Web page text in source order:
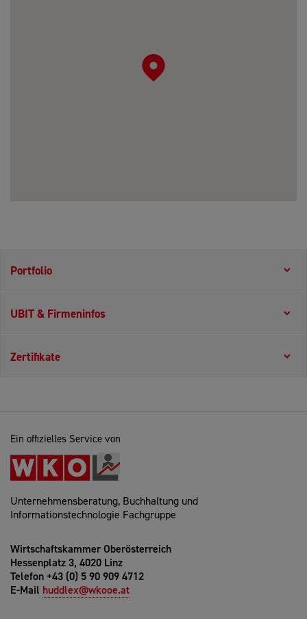
Portfolio
UBIT & Firmeninfos
Zertifikate
Ein offizielles Service von
Unternehmensberatung, Buchhaltung und
Informationstechnologie Fachgruppe
Wirtschaftskammer Oberösterreich
Hessenplatz 3, 4020 Linz
Telefon +43 (0) 5 90 909 4712
E-Mail huddlex@wkooe.at